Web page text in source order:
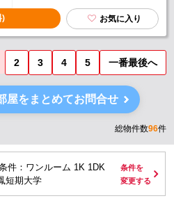
) お気に入り
2 3 4 5 一番最後へ
屋をまとめてお問合せ
総物件数96件
件：ワンルーム 1K 1DK
短期大学
条件を
変更する